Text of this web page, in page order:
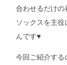
合わせるだけの
ソックスを主
んです♥
今回ご紹介する